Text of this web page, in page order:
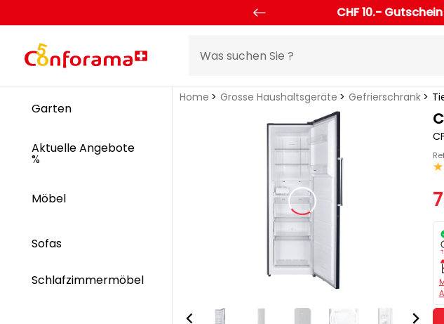
CHF 10.-
Garten
Aktuelle Angebote
%
Möbel
Sofas
Schlafzimmermöbel
Home Grosse Haushaltsgeräte Gefrierschrank